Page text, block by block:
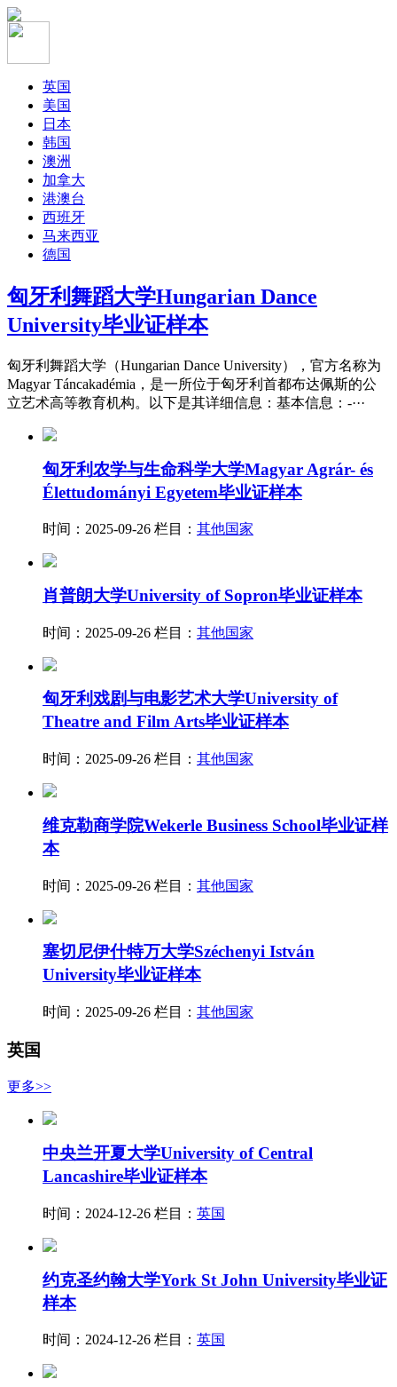
英国
美国
日本
韩国
澳洲
加拿大
港澳台
西班牙
马来西亚
德国
匈牙利舞蹈大学Hungarian Dance
University毕业证样本
匈牙利舞蹈大学（Hungarian Dance University），官方名称为
Magyar Táncakadémia，是一所位于匈牙利首都布达佩斯的公
立艺术高等教育机构。以下是其详细信息：基本信息：-···
匈牙利农学与生命科学大学Magyar Agrár- és
Élettudományi Egyetem毕业证样本
时间：2025-09-26 栏目： 其他国家
肖普朗大学University of Sopron毕业证样本
时间：2025-09-26 栏目： 其他国家
匈牙利戏剧与电影艺术大学University of
Theatre and Film Arts毕业证样本
时间：2025-09-26 栏目： 其他国家
维克勒商学院Wekerle Business School毕业证样
本
时间：2025-09-26 栏目： 其他国家
塞切尼伊什特万大学Széchenyi István
University毕业证样本
时间：2025-09-26 栏目： 其他国家
英国
更多>>
中央兰开夏大学University of Central
Lancashire毕业证样本
时间：2024-12-26 栏目： 英国
约克圣约翰大学York St John University毕业证
样本
时间：2024-12-26 栏目： 英国